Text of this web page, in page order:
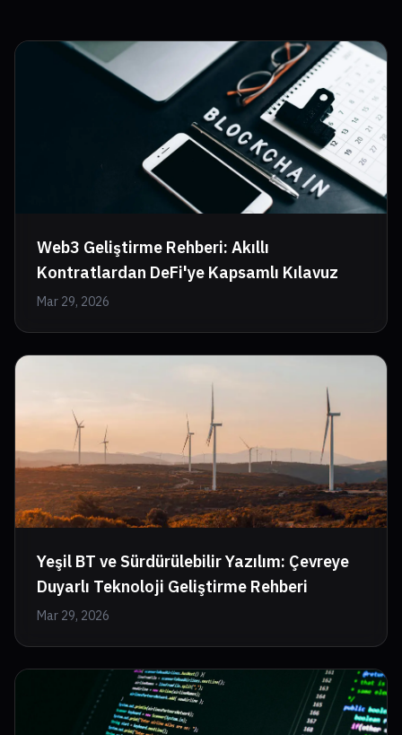
Web3 Geliştirme Rehberi: Akıllı
Kontratlardan DeFi'ye Kapsamlı Kılavuz
Mar 29, 2026
Yeşil BT ve Sürdürülebilir Yazılım: Çevreye
Duyarlı Teknoloji Geliştirme Rehberi
Mar 29, 2026